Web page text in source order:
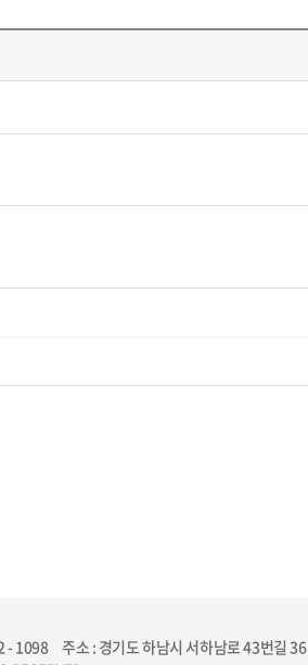
- 1098 주소 : 경기도 하남시 서하남로 43번길 36